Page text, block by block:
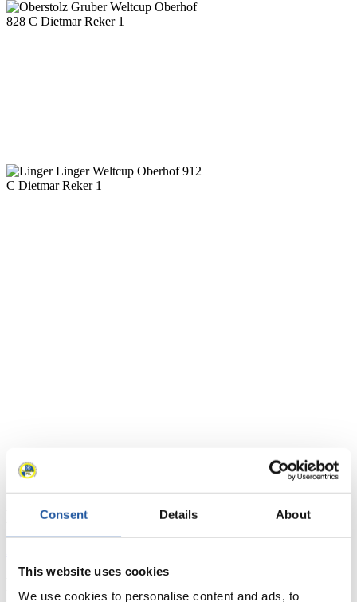
Consent Details About
This website uses cookies
We use cookies to personalise content and ads, to
News